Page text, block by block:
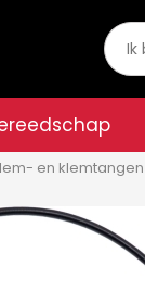
en klemtangen